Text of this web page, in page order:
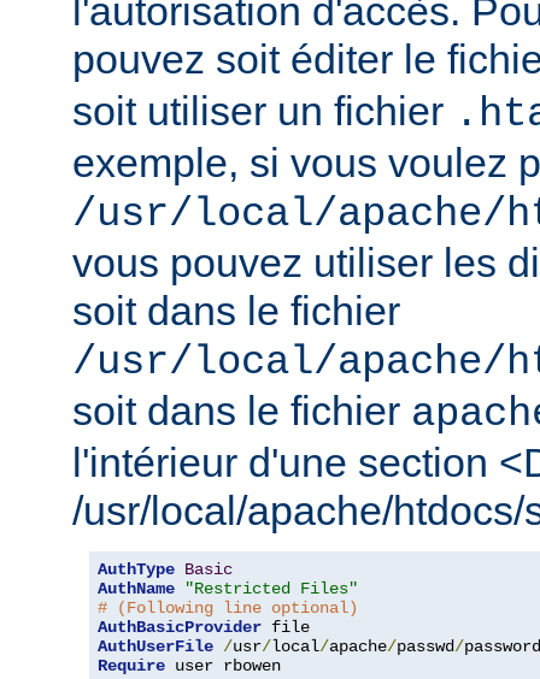
l'autorisation d'accès.
pouvez soit éditer le
soit utiliser un fichier
exemple, si vous voulez
/usr/local/apache/
vous pouvez utiliser les
soit dans le fichier
/usr/local/apache/
soit dans le fichier
l'intérieur d'une section
/usr/local/apache/htdocs/
AuthType Basic
AuthName
"Restricted Files"
# (Following line optional)
AuthBasicProvider
AuthUserFile /usr/local/apache/passwd/
Require user rbowen